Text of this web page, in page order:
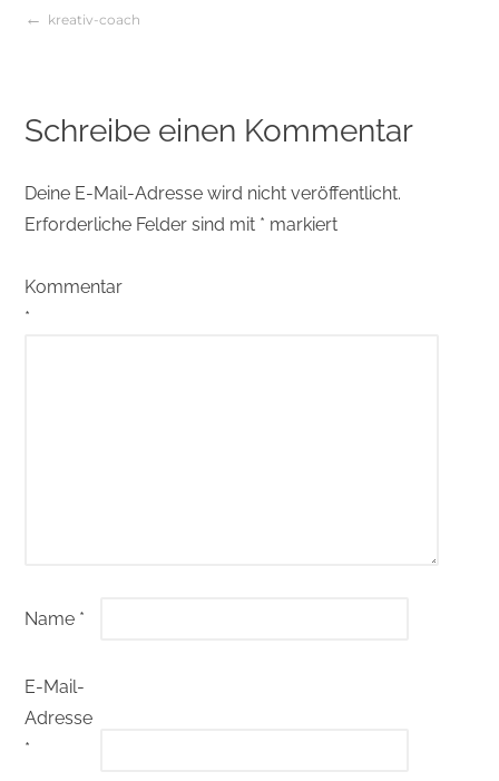
Beitragsnavigation
kreativ-coach
Schreibe einen Kommentar
Deine E-Mail-Adresse wird nicht veröffentlicht.
Erforderliche Felder sind mit * markiert
Kommentar
*
Name *
E-Mail-
Adresse
*